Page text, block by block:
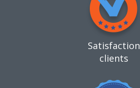
Satisfaction
clients